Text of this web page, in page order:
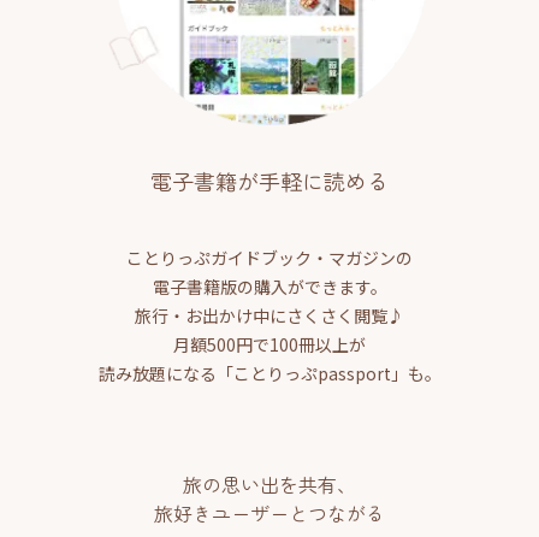
電子書籍が手軽に読める
ことりっぷガイドブック・マガジンの
電子書籍版の購入ができます。
旅行・お出かけ中にさくさく閲覧♪
月額500円で100冊以上が
読み放題になる「ことりっぷpassport」も。
旅の思い出を共有、
旅好きユーザーとつながる